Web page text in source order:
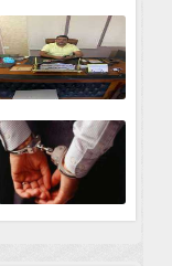
ضربات أمنية...